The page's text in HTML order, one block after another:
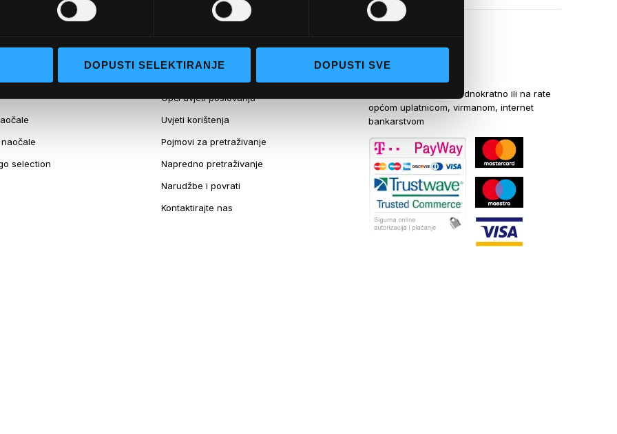
DOPUSTI SELEKTIRANJE DOPUSTI SVE
selection
UVJETI KUPNJE
Opći uvjeti poslovanja
Uvjeti korištenja
Pojmovi za pretraživanje
Napredno pretraživanje
Narudžbe i povrati
Kontaktirajte nas
NAČINI PLAĆANJA
Kreditnim karticama jednokratno ili na rate
općom uplatnicom, virmanom, internet
bankarstvom